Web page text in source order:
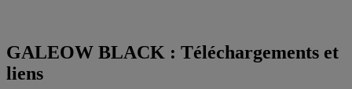
GALEOW BLACK : Téléchargements et
liens